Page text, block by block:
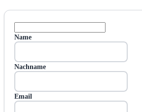
Name
Nachname
Email